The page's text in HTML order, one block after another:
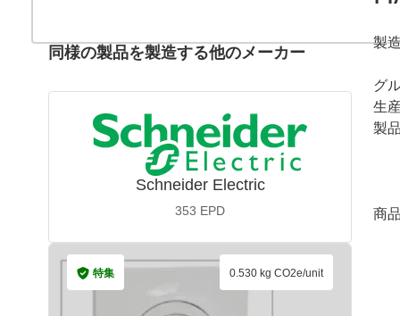
同様の製品を製造する他のメーカー
Schneider Electric
353 EPD
特集 0.530 kg CO2e/unit
製
グ
生
製
商